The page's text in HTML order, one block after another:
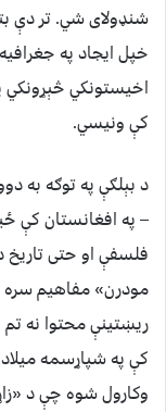
شنډولای شي. تر دې
خپل ایجاد په
اخیستونکي
کې ونیسي.
د بېلګې په توګه به
– په افغانستان کې
فلسفې او حتی تاریخ
مودرن» مفاهیم سره
ریښتینې محتوا نه
کې په شپاړسمه
وکارول شوه چې د